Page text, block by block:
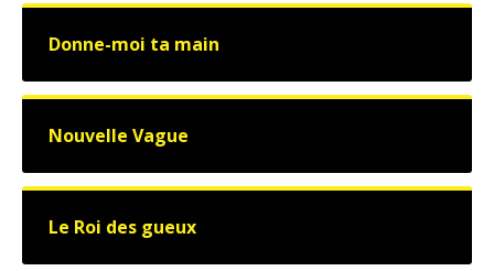
Donne-moi ta main
Nouvelle Vague
Le Roi des gueux